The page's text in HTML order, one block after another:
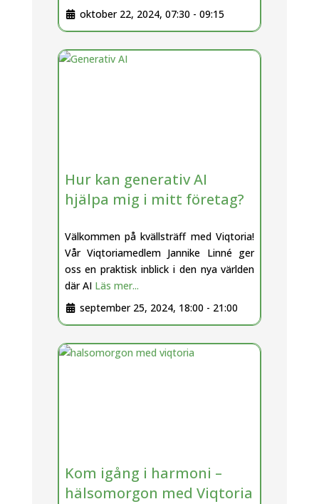
oktober 22, 2024, 07:30 - 09:15
Hur kan generativ AI
hjälpa mig i mitt företag?
Välkommen på kvällsträff med Viqtoria!
Vår Viqtoriamedlem Jannike Linné ger
oss en praktisk inblick i den nya världen
där AI Läs mer...
september 25, 2024, 18:00 - 21:00
Kom igång i harmoni –
hälsomorgon med Viqtoria